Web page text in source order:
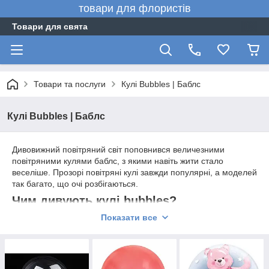
товари для флористів
Товари для свята
Товари та послуги Кулі Bubbles | Баблс
Кулі Bubbles | Баблс
Дивовижний повітряний світ поповнився величезними
повітряними кулями баблс, з якими навіть жити стало
веселіше. Прозорі повітряні кулі завжди популярні, а моделей
так багато, що очі розбігаються.
Чим дивують кулі bubbles?
Кульки, зроблені з полімеру, завжди мають легкий вигляд і
Розміри надутого виробу в діаметрі досягають 45 см.
Показати все